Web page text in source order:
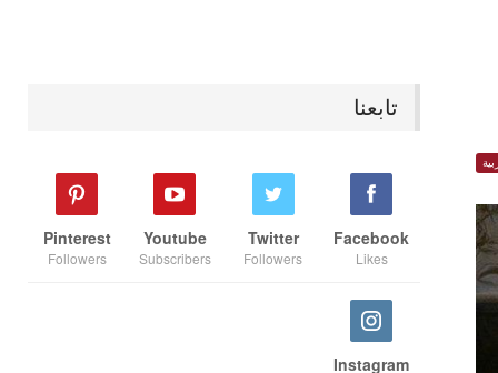
تابعنا
Facebook
Likes
Twitter
Followers
Youtube
Subscribers
Pinterest
Followers
Instagram